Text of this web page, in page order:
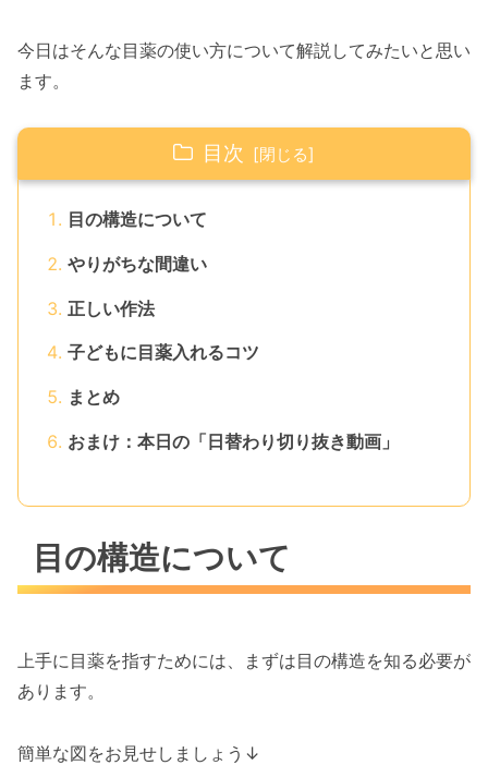
今日はそんな目薬の使い方について解説してみたいと思い
ます。
目次
目の構造について
やりがちな間違い
正しい作法
子どもに目薬入れるコツ
まとめ
おまけ：本日の「日替わり切り抜き動画」
目の構造について
上手に目薬を指すためには、まずは目の構造を知る必要が
あります。
簡単な図をお見せしましょう↓